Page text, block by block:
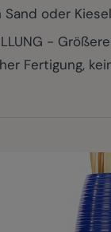
oder
-
Fertigung,